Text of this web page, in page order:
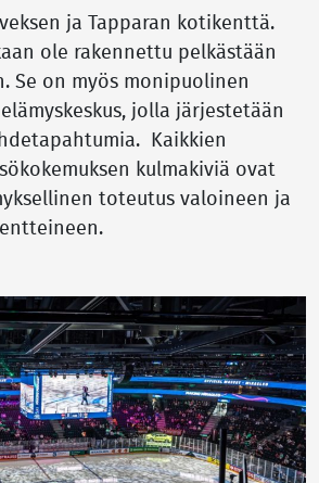
ja Tapparan kotikenttä.
ole rakennettu pelkästään
Se on myös monipuolinen
jolla järjestetään
Kaikkien
kulmakiviä ovat
toteutus valoineen ja